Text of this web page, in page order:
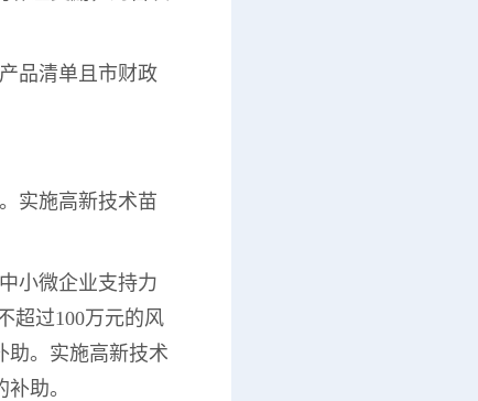
品清单且市财政
实施高新技术苗
小微企业支持力
超过100万元的风
助。实施高新技术
助。